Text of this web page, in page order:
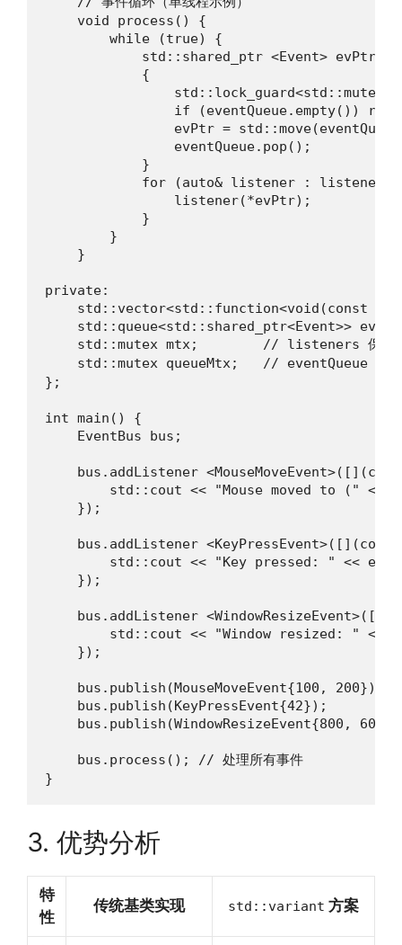
    void process() {
        while (true) {
            std::shared_ptr <Event> evPtr;
            {
std::lock_guard<std::mutex>
if (eventQueue.empty())
evPtr =
                eventQueue.pop();
            }
for (auto& listener :
                listener(*evPtr);
            }
        }
    }
private:
std::vector<std::function<void(const
std::queue<std::shared_ptr<Event>>
    std::mutex mtx;        // listeners 保护
    std::mutex queueMtx;   // eventQueue 保护
};
int main() {
    EventBus bus;
bus.addListener
std::cout << "Mouse moved to (" <<
    });
bus.addListener
std::cout << "Key pressed: " <<
    });
bus.addListener
std::cout << "Window resized: " <<
    });
    bus.publish(MouseMoveEvent{100, 200});
    bus.publish(KeyPressEvent{42});
bus.publish(WindowResizeEvent{800,
    bus.process(); // 处理所有事件
}
3. 优势分析
特
性
传统基类实现 std::variant 方案